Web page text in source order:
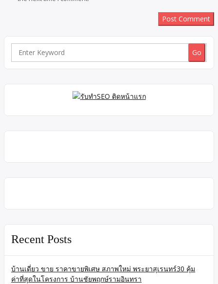
Search
Recent Posts
บ้านเดี่ยว ขาย ราคาขายพิเศษ สภาพใหม่ พระยาสุเรนทร์30 คุ้ม
ค่าที่สุดในโครงการ บ้านชัยพฤกษ์รามอินทรา